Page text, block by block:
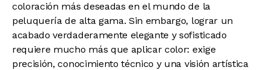
coloración más deseadas en el mundo de la
peluquería de alta gama. Sin embargo, lograr un
acabado verdaderamente elegante y sofisticado
requiere mucho más que aplicar color: exige
precisión, conocimiento técnico y una visión artística